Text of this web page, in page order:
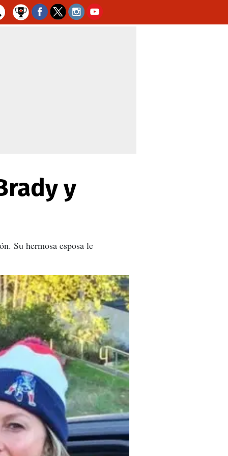
y
Su hermosa esposa le